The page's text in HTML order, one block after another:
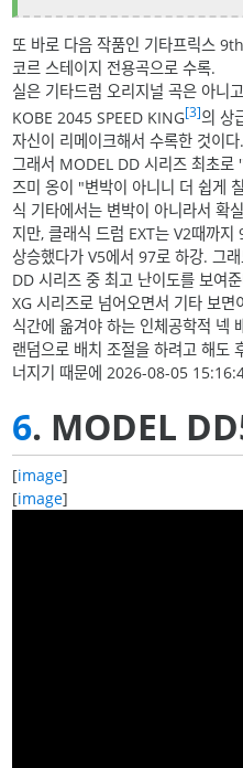
또 바로 다음 작품인 기타프릭스
코르 스테이지 전용곡으로 수록.
실은 기타드럼 오리지널 곡은 아니
KOBE 2045 SPEED KING[3]의 상
자신이 리메이크해서 수록한 것이다.
그래서 MODEL DD 시리즈 최초로
즈미 옹이 "변박이 아니니 더 쉽게
식 기타에서는 변박이 아니라서 확
지만, 클래식 드럼 EXT는 V2때까
상승했다가 V5에서 97로 하강. 그
DD 시리즈 중 최고 난이도를 보여
XG 시리즈로 넘어오면서 기타 보
식간에 옮겨야 하는 인체공학적 넥
랜덤으로 배치 조절을 하려고 해도
너지기 때문에 2026-08-05
6. MODEL
[image]
[image]